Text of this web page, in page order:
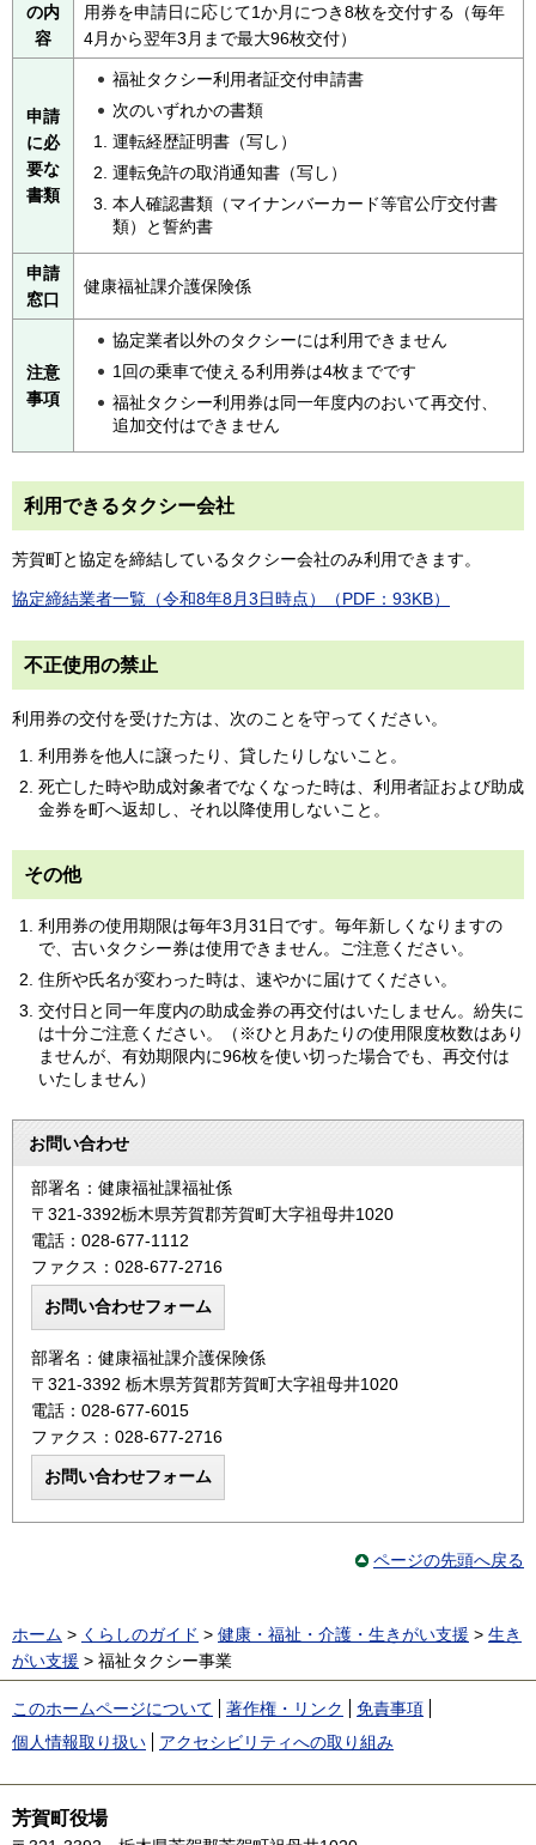
の内
容
用券を申請日に応じて1か月につき8枚を交付する（毎年
4月から翌年3月まで最大96枚交付）
申請
に必
要な
書類
福祉タクシー利用者証交付申請書
次のいずれかの書類
運転経歴証明書（写し）
運転免許の取消通知書（写し）
本人確認書類（マイナンバーカード等官公庁交付書
類）と誓約書
申請
窓口
健康福祉課介護保険係
注意
事項
協定業者以外のタクシーには利用できません
1回の乗車で使える利用券は4枚までです
福祉タクシー利用券は同一年度内のおいて再交付、
追加交付はできません
利用できるタクシー会社
芳賀町と協定を締結しているタクシー会社のみ利用できます。
協定締結業者一覧（令和8年8月3日時点）（PDF：93KB）
不正使用の禁止
利用券の交付を受けた方は、次のことを守ってください。
利用券を他人に譲ったり、貸したりしないこと。
死亡した時や助成対象者でなくなった時は、利用者証および助成
金券を町へ返却し、それ以降使用しないこと。
その他
利用券の使用期限は毎年3月31日です。毎年新しくなりますの
で、古いタクシー券は使用できません。ご注意ください。
住所や氏名が変わった時は、速やかに届けてください。
交付日と同一年度内の助成金券の再交付はいたしません。紛失に
は十分ご注意ください。（※ひと月あたりの使用限度枚数はあり
ませんが、有効期限内に96枚を使い切った場合でも、再交付は
いたしません）
お問い合わせ
部署名：健康福祉課福祉係
〒321-3392栃木県芳賀郡芳賀町大字祖母井1020
電話：028-677-1112
ファクス：028-677-2716
部署名：健康福祉課介護保険係
〒321-3392 栃木県芳賀郡芳賀町大字祖母井1020
電話：028-677-6015
ファクス：028-677-2716
ページの先頭へ戻る
ホーム > くらしのガイド > 健康・福祉・介護・生きがい支援 > 生き
がい支援 > 福祉タクシー事業
このホームページについて 著作権・リンク
免責事項
個人情報取り扱い
アクセシビリティへの取り組み
芳賀町役場